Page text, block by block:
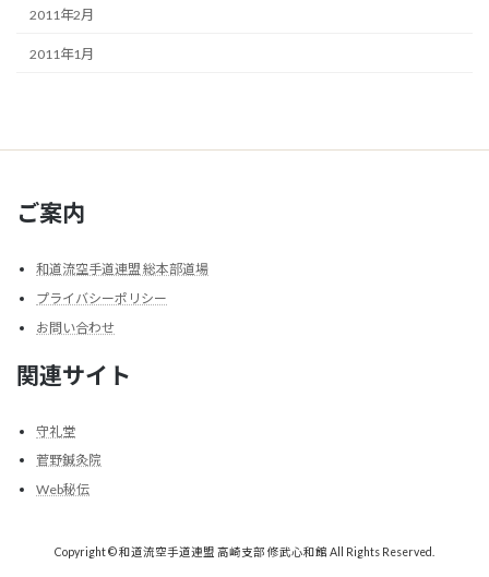
2011年2月
2011年1月
ご案内
和道流空手道連盟 総本部道場
プライバシーポリシー
お問い合わせ
関連サイト
守礼堂
菅野鍼灸院
Web秘伝
Copyright © 和道流空手道連盟 高崎支部 修武心和館 All Rights Reserved.